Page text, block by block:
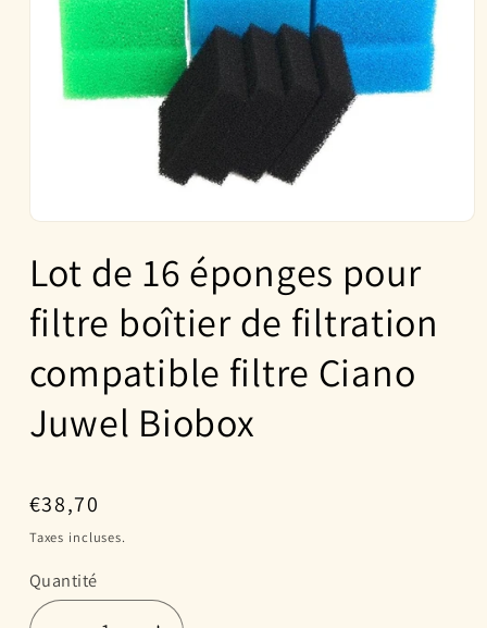
média
une
modale
Lot de 16 éponges pour
filtre boîtier de filtration
compatible filtre Ciano
Juwel Biobox
Prix
habituel
€38,70
Taxes incluses.
Quantité